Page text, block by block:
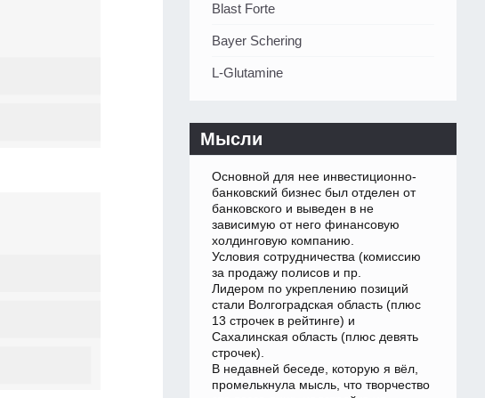
Blast Forte
Bayer Schering
L-Glutamine
Мысли
Основной для нее инвестиционно-
банковский бизнес был отделен от
банковского и выведен в не
зависимую от него финансовую
холдинговую компанию.
Условия сотрудничества (комиссию
за продажу полисов и пр.
Лидером по укреплению позиций
стали Волгоградская область (плюс
13 строчек в рейтинге) и
Сахалинская область (плюс девять
строчек).
В недавней беседе, которую я вёл,
промелькнула мысль, что творчество